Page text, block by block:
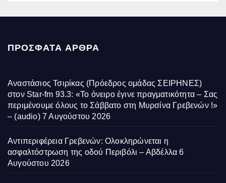
ΠΡΌΣΦΑΤΑ ΆΡΘΡΑ
Αναστάσιος Τσιρίκας (Πρόεδρος ομάδας ΣΕΙΡΗΝΕΣ)
στον Star-fm 93.3: «Το όνειρο έγινε πραγματικότητα – Σας
περιμένουμε όλους το Σάββατο στη Μυρσίνα Γρεβενών !»
– (audio) 7 Αυγούστου 2026
Αντιπεριφέρεια Γρεβενών: Ολοκληρώνεται η
ασφαλτόστρωση της οδού Περιβόλι – Αβδέλλα 6
Αυγούστου 2026